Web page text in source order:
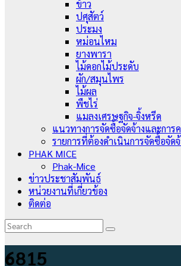
ข้าว
ปศุสัตว์
ประมง
หม่อนไหม
ยางพารา
ไม้ดอกไม้ประดับ
ผัก/สมุนไพร
ไม้ผล
พืชไร่
แมลงเศรษฐกิจ-จิ้งหรีด
แนวทางการจัดซื้อจัดจ้างและกา
รายการที่ต้องดำเนินการจัดซื้อจั
PHAK MICE
Phak-Mice
ข่าวประชาสัมพันธ์
หน่วยงานที่เกี่ยวข้อง
ติดต่อ
6815